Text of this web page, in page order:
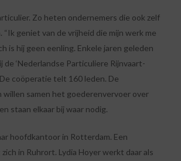
Zo heten ondernemers die ook zelf
“Ik geniet van de vrijheid die mijn werk me
is hij geen eenling. Enkele jaren geleden
de ‘Nederlandse Particuliere Rijnvaart-
De coöperatie telt 160 leden. De
willen samen het goederenvervoer over
staan elkaar bij waar nodig.
hoofdkantoor in Rotterdam. Een
in Ruhrort. Lydia Hoyer werkt daar als